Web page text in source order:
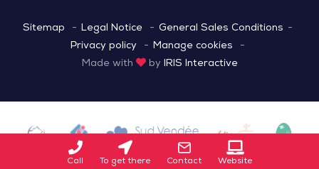
Call To get there Contact Website
Sitemap Legal Notice
General Sales Conditions
Privacy policy
Manage cookies
Made with
by IRIS Interactive